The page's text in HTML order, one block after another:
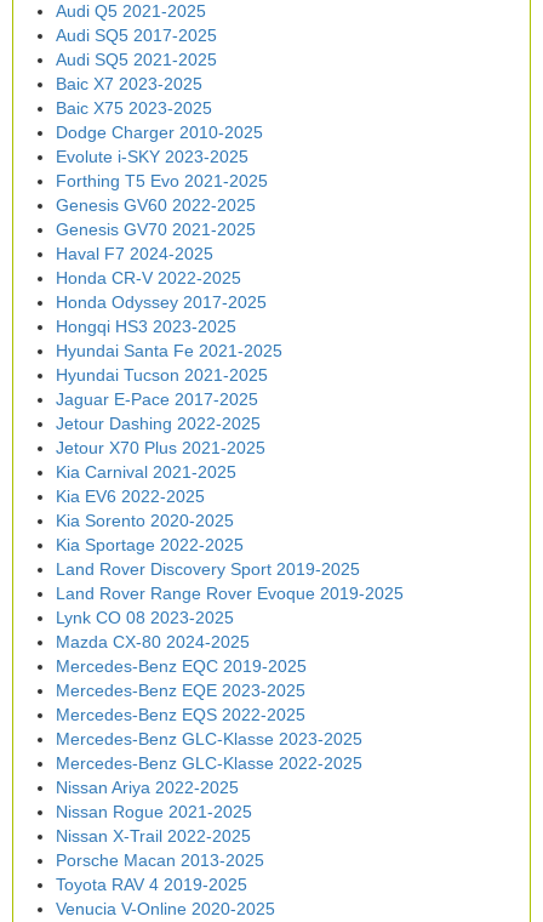
Audi Q5 2021-2025
Audi SQ5 2017-2025
Audi SQ5 2021-2025
Baic X7 2023-2025
Baic X75 2023-2025
Dodge Charger 2010-2025
Evolute i-SKY 2023-2025
Forthing T5 Evo 2021-2025
Genesis GV60 2022-2025
Genesis GV70 2021-2025
Haval F7 2024-2025
Honda CR-V 2022-2025
Honda Odyssey 2017-2025
Hongqi HS3 2023-2025
Hyundai Santa Fe 2021-2025
Hyundai Tucson 2021-2025
Jaguar E-Pace 2017-2025
Jetour Dashing 2022-2025
Jetour X70 Plus 2021-2025
Kia Carnival 2021-2025
Kia EV6 2022-2025
Kia Sorento 2020-2025
Kia Sportage 2022-2025
Land Rover Discovery Sport 2019-2025
Land Rover Range Rover Evoque 2019-2025
Lynk CO 08 2023-2025
Mazda CX-80 2024-2025
Mercedes-Benz EQC 2019-2025
Mercedes-Benz EQE 2023-2025
Mercedes-Benz EQS 2022-2025
Mercedes-Benz GLC-Klasse 2023-2025
Mercedes-Benz GLC-Klasse 2022-2025
Nissan Ariya 2022-2025
Nissan Rogue 2021-2025
Nissan X-Trail 2022-2025
Porsche Macan 2013-2025
Toyota RAV 4 2019-2025
Venucia V-Online 2020-2025